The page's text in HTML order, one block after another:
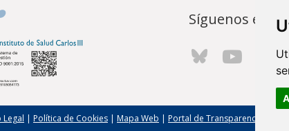
Síguenos en...
Legal | Política de Cookies | Mapa Web | Portal de Transparencia